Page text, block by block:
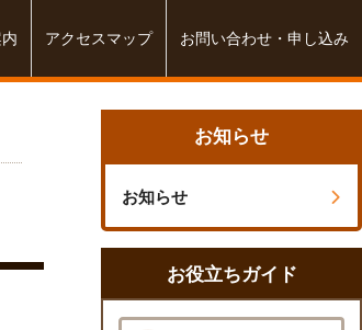
アクセスマップ お問い合わせ・申し込み
お知らせ
お知らせ
お役立ちガイド